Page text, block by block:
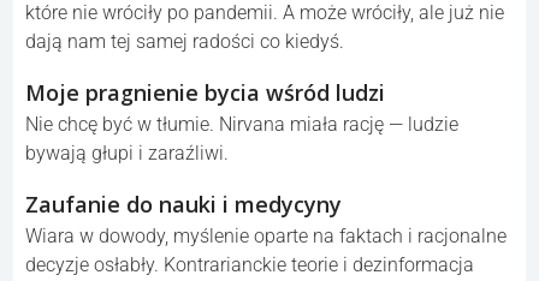
które nie wróciły po pandemii. A może wróciły, ale już nie
dają nam tej samej radości co kiedyś.
Moje pragnienie bycia wśród ludzi
Nie chcę być w tłumie. Nirvana miała rację — ludzie
bywają głupi i zaraźliwi.
Zaufanie do nauki i medycyny
Wiara w dowody, myślenie oparte na faktach i racjonalne
decyzje osłabły. Kontrarianckie teorie i dezinformacja